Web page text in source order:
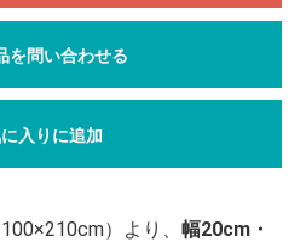
を問い合わせる
入りに追加
）より、 幅20cm・